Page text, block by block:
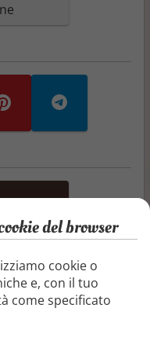
articoli
del browser
cookie o
e, con il tuo
come specificato